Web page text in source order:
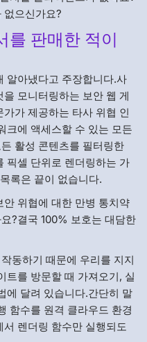
없으신가요?
를 판매한 적이
알아냈다고 주장합니다.사
모니터링하는 보안 웹 게
가 제공하는 타사 위협 인
크에 액세스할 수 있는 모든
활성 콘텐츠를 필터링한
픽셀 단위로 렌더링하는 가
록은 끝이 없습니다.
위협에 대한 만병 통치약
?결국 100% 보호는 대담한
동하기 때문에 우리를 지지
트를 방문할 때 가져오기, 실
에 달려 있습니다.간단히 말
함수를 원격 클라우드 환경
렌더링 함수만 실행되도